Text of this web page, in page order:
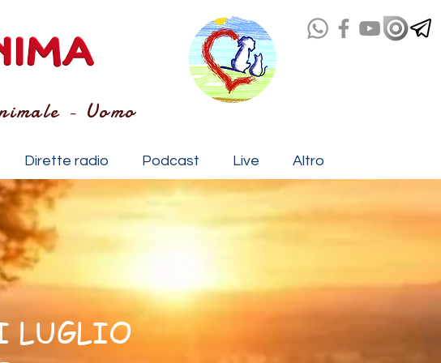
- Uomo
Dirette radio Podcast Live Altro
LUGLIO